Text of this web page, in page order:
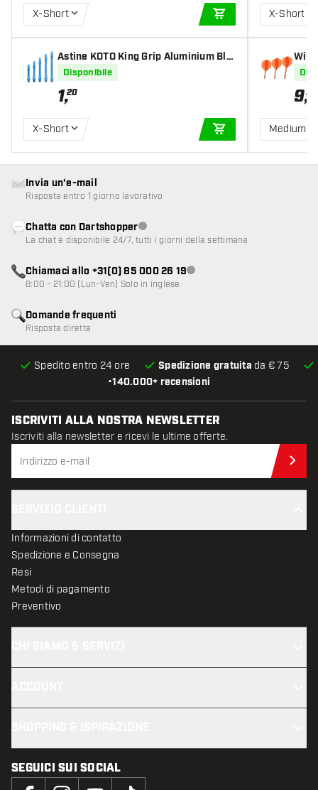
X-Short
AGGIUNGI AL
Astine KOTO King Grip Aluminium Blu
Disponibile
1,20
X-Short
AGGIUNGI AL
X-Short
9,50
Medium
•140.000+ recensioni
Spedito entro 24 ore Spedizione gratuita da € 75
Domande frequenti
Risposta diretta
Invia un'e-mail
Risposta entro 1 giorno lavorativo
Chatta con DartshopperServizio clienti non disponibile
La chat è disponibile 24/7, tutti i giorni della settimana
Chiamaci allo +31(0) 85 000 26 19Servizio clienti non disponibile
8:00 - 21:00 (Lun-Ven) Solo in inglese
ISCRIVITI ALLA NOSTRA NEWSLETTER
Iscriviti alla newsletter e ricevi le ultime offerte.
Informazioni di contatto
Spedizione e Consegna
Resi
Metodi di pagamento
Preventivo
SEGUICI SUI SOCIAL